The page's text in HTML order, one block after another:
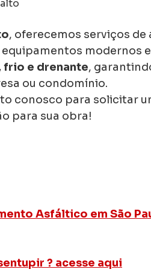
, oferecemos serviços
equipamentos modernos
frio e drenante,
ou condomínio.
conosco para solicitar
para sua obra!
Asfáltico em São
? acesse aqui